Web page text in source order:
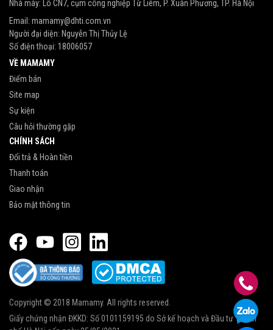
Nhà máy: Lô CN7, cụm công nghiệp Từ Liêm, P. Xuân Phương, TP. Hà Nội
Email: mamamy@dhti.com.vn
Người đại diện: Nguyễn Thị Thủy Lệ
Số điện thoại: 18006057
VỀ MAMAMY
Điểm bán
Site map
Sự kiện
Câu hỏi thường gặp
CHÍNH SÁCH
Đổi trả & Hoàn tiền
Thanh toán
Giao nhận
Bảo mật thông tin
Copyright © 2018 Mamamy. All rights reserved.
Giấy chứng nhận ĐKKD: Số 0101159195 do Sở kế hoạch và Đầu tư Thành